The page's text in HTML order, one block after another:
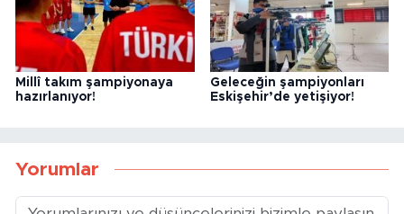
Millî takım şampiyonaya
hazırlanıyor!
Geleceğin şampiyonları
Eskişehir’de yetişiyor!
Yorumlar